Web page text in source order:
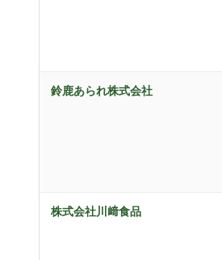
鈴鹿あられ株式会社
株式会社川﨑食品